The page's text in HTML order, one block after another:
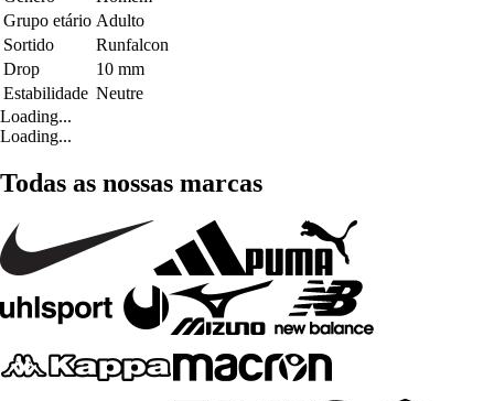
Grupo etário Adulto
Sortido
Runfalcon
Drop
10 mm
Estabilidade Neutre
Loading...
Loading...
Todas as nossas marcas